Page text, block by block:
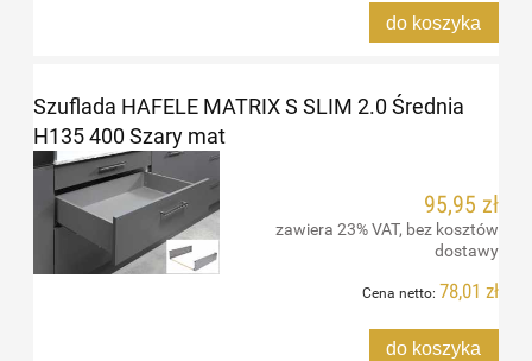
do koszyka
Szuflada HAFELE MATRIX S SLIM 2.0 Średnia
H135 400 Szary mat
95,95 zł
zawiera 23% VAT, bez kosztów
dostawy
Cena netto: 78,01 zł
do koszyka